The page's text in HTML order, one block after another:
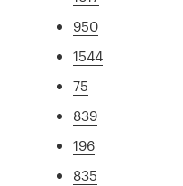
950
1544
75
839
196
835